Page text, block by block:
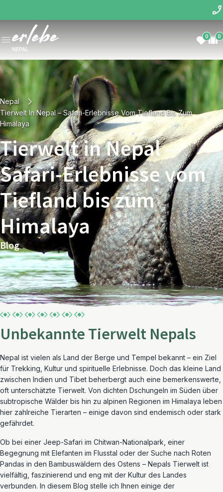
NEPAL
0 0
Nepal
Tierwelt In Nepal – Safari-Erlebnisse Vom Tiefland Bis Zum
Himalaya
Tierwelt in Nepal –
Safari-Erlebnisse vom
Tiefland bis zum
Himalaya
Blog
Unbekannte Tierwelt Nepals
Nepal ist vielen als Land der Berge und Tempel bekannt – ein Ziel
für Trekking, Kultur und spirituelle Erlebnisse. Doch das kleine Land
zwischen Indien und Tibet beherbergt auch eine bemerkenswerte,
oft unterschätzte Tierwelt. Von dichten Dschungeln im Süden über
subtropische Wälder bis hin zu alpinen Regionen im Himalaya leben
hier zahlreiche Tierarten – einige davon sind endemisch oder stark
gefährdet.
Ob bei einer Jeep-Safari im Chitwan-Nationalpark, einer
Begegnung mit Elefanten im Flusstal oder der Suche nach Roten
Pandas in den Bambuswäldern des Ostens – Nepals Tierwelt ist
vielfältig, faszinierend und eng mit der Kultur des Landes
verbunden. In diesem Blog stelle ich Ihnen einige der